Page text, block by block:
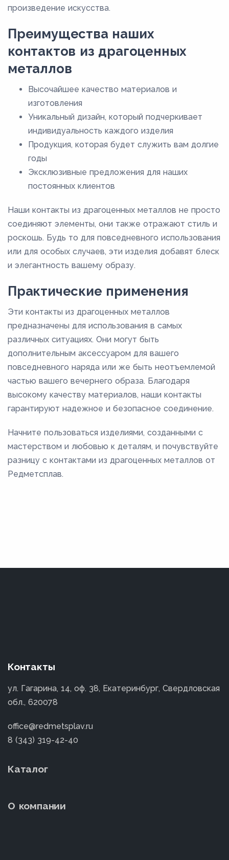
произведение искусства.
Преимущества наших
контактов из драгоценных
металлов
Высочайшее качество материалов и
изготовления
Уникальный дизайн, который подчеркивает
индивидуальность каждого изделия
Продукция, которая будет служить вам долгие
годы
Эксклюзивные предложения для наших
постоянных клиентов
Наши контакты из драгоценных металлов не просто
соединяют элементы, они также отражают стиль и
роскошь. Будь то для повседневного использования
или для особых случаев, эти изделия добавят блеск
и элегантность вашему образу.
Практические применения
Эти контакты из драгоценных металлов
предназначены для использования в самых
различных ситуациях. Они могут быть
дополнительным аксессуаром для вашего
повседневного наряда или же быть неотъемлемой
частью вашего вечернего образа. Благодаря
высокому качеству материалов, наши контакты
гарантируют надежное и безопасное соединение.
Начните пользоваться изделиями, созданными с
мастерством и любовью к деталям, и почувствуйте
разницу с контактами из драгоценных металлов от
Редметсплав.
Контакты
ул. Гагарина, 14, оф. 38, Екатеринбург, Свердловская
обл., 620078
office@redmetsplav.ru
8 (343) 319-42-40
Каталог
О компании